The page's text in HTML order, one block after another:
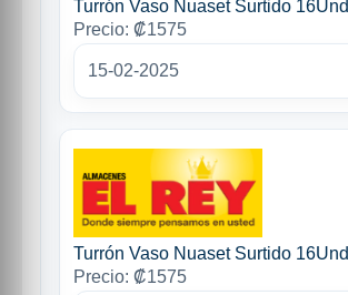
Turrón Vaso Nuaset Surtido 16Und
Precio: ₡1575
15-02-2025
Turrón Vaso Nuaset Surtido 16Und
Precio: ₡1575